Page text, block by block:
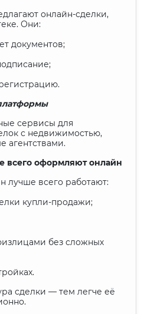
онлайн-сделки,
Они:
документов;
сервисы для
с недвижимостью,
агентствами.
всего оформляют онлайн
лучше всего работают:
купли-продажи;
без сложных
сделки — тем легче её